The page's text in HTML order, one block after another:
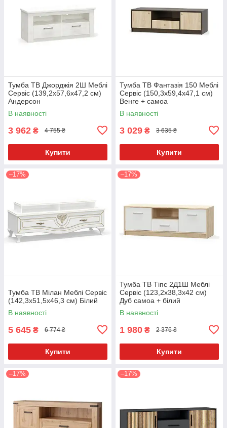
Тумба ТВ Джорджія 2Ш Меблі
Сервіс (139,2х57,6х47,2 см)
Андерсон
В наявності
3 962 ₴ 4 755 ₴
Купити
Тумба ТВ Фантазія 150 Меблі
Сервіс (150,3х59,4х47,1 см)
Венге + самоа
В наявності
3 029 ₴ 3 635 ₴
Купити
–17%
Тумба ТВ Мілан Меблі Сервіс
(142,3х51,5х46,3 см) Білий
В наявності
5 645 ₴ 6 774 ₴
Купити
–17%
Тумба ТВ Тіпс 2Д1Ш Меблі
Сервіс (123,2х38,3х42 см)
Дуб самоа + білий
В наявності
1 980 ₴ 2 376 ₴
Купити
–17% –17%